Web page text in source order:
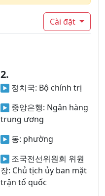
Cài đặt
2.
정치국: Bộ chính trị
중앙은행: Ngân hàng
trung ương
동: phường
조국전선위원회 위원
장: Chủ tịch ủy ban mặt
trận tổ quốc